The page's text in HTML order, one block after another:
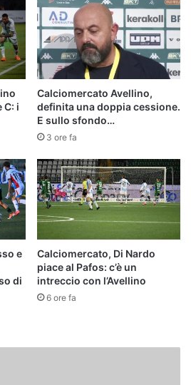
C: i
Calciomercato Avellino,
definita una doppia cessione.
E sullo sfondo…
3 ore fa
e
di
Calciomercato, Di Nardo
piace al Pafos: c’è un
intreccio con l’Avellino
6 ore fa